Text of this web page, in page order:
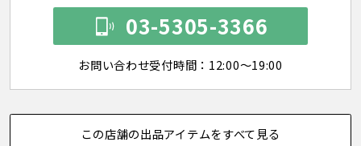
03-5305-3366
お問い合わせ受付時間：12:00～19:00
この店舗の出品アイテムをすべて見る